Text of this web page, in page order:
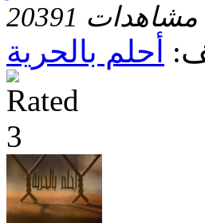
20391 مشاهدات
أحلم بالحرية